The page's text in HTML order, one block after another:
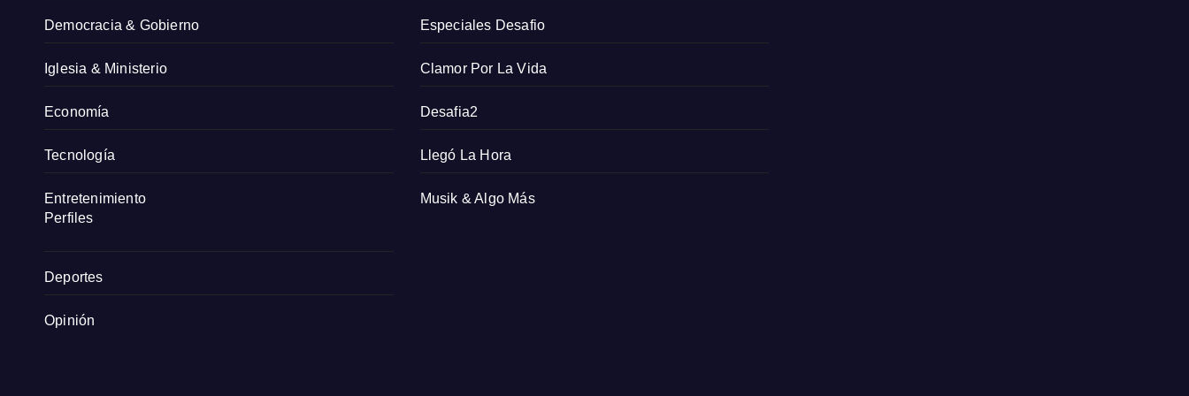
Democracia & Gobierno
Iglesia & Ministerio
Economía
Tecnología
Entretenimiento
Perfiles
Deportes
Opinión
Especiales Desafio
Clamor Por La Vida
Desafia2
Llegó La Hora
Musik & Algo Más